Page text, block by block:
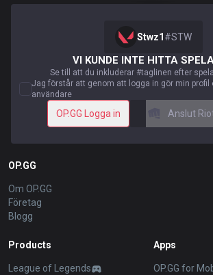
Stwz1#STW
VI KUNDE INTE HITTA
Se till att du inkluderar #taglinen efter
Jag förstår att genom att logga in gör min profil
användare
OP.GG Logga in Anslut
OP.GG
Om OP.GG
Företag
Blogg
Products
League of Legends
Apps
OP.GG for